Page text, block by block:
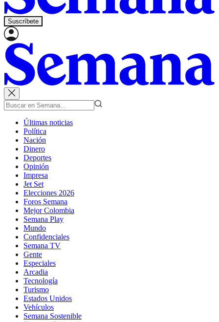
Suscríbete
Últimas noticias
Política
Nación
Dinero
Deportes
Opinión
Impresa
Jet Set
Elecciones 2026
Foros Semana
Mejor Colombia
Semana Play
Mundo
Confidenciales
Semana TV
Gente
Especiales
Arcadia
Tecnología
Turismo
Estados Unidos
Vehículos
Semana Sostenible